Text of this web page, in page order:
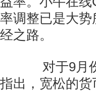
率调整已是大
经之路。
对于9月份
指出，宽松的